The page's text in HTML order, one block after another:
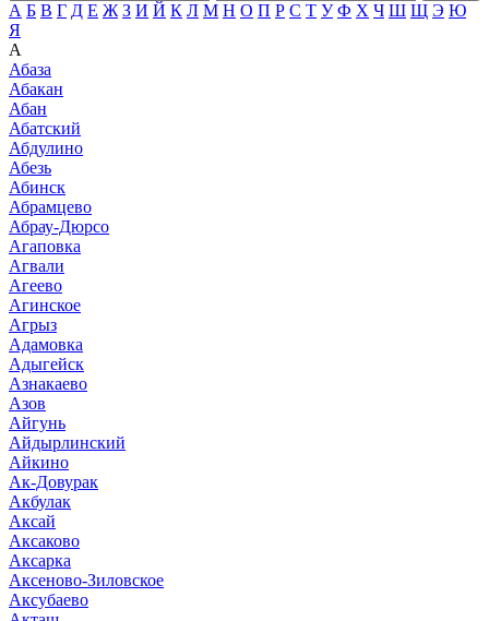
А Б В Г Д Е Ж З И Й К Л М Н О П Р С Т У Ф Х Ч Ш Щ Э Ю
Я
А
Абаза
Абакан
Абан
Абатский
Абдулино
Абезь
Абинск
Абрамцево
Абрау-Дюрсо
Агаповка
Агвали
Агеево
Агинское
Агрыз
Адамовка
Адыгейск
Азнакаево
Азов
Айгунь
Айдырлинский
Айкино
Ак-Довурак
Акбулак
Аксай
Аксаково
Аксарка
Аксеново-Зиловское
Аксубаево